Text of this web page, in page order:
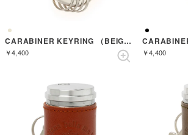
CARABINER KEYRING （BEIGE）
￥4,400 ￥4,400